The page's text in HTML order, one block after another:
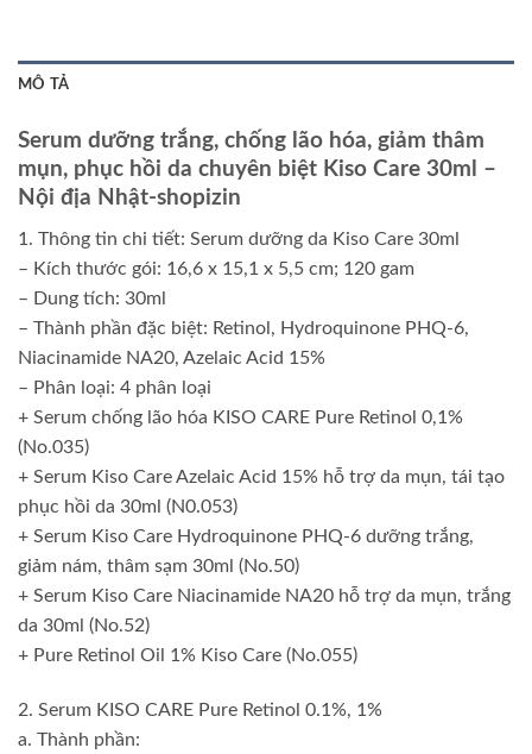
MÔ TẢ
Serum dưỡng trắng, chống lão hóa, giảm thâm
mụn, phục hồi da chuyên biệt Kiso Care 30ml –
Nội địa Nhật-shopizin
1. Thông tin chi tiết: Serum dưỡng da Kiso Care 30ml
– Kích thước gói: 16,6 x 15,1 x 5,5 cm; 120 gam
– Dung tích: 30ml
– Thành phần đặc biệt: Retinol, Hydroquinone PHQ-6,
Niacinamide NA20, Azelaic Acid 15%
– Phân loại: 4 phân loại
+ Serum chống lão hóa KISO CARE Pure Retinol 0,1%
(No.035)
+ Serum Kiso Care Azelaic Acid 15% hỗ trợ da mụn, tái tạo
phục hồi da 30ml (N0.053)
+ Serum Kiso Care Hydroquinone PHQ-6 dưỡng trắng,
giảm nám, thâm sạm 30ml (No.50)
+ Serum Kiso Care Niacinamide NA20 hỗ trợ da mụn, trắng
da 30ml (No.52)
+ Pure Retinol Oil 1% Kiso Care (No.055)
2. Serum KISO CARE Pure Retinol 0.1%, 1%
a. Thành phần: